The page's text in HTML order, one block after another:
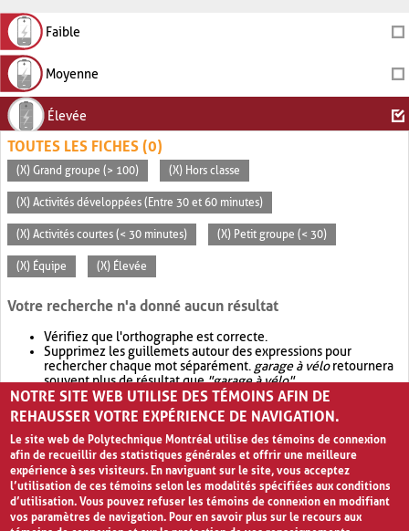
Faible
Moyenne
Élevée
TOUTES LES FICHES (0)
(X) Grand groupe (> 100) (X) Hors classe
(X) Activités développées (Entre 30 et 60 minutes)
(X) Activités courtes (< 30 minutes) (X) Petit groupe (< 30)
(X) Équipe (X) Élevée
Votre recherche n'a donné aucun résultat
Vérifiez que l'orthographe est correcte.
Supprimez les guillemets autour des expressions pour
rechercher chaque mot séparément. garage à véloretournera
souvent plus de résultat que"garage à vélo".
Envisagez d'élargir votre recherche avec OR.garage OR vélo
retournera souvent plus de résultat quegarage à vélo
NOTRE SITE WEB UTILISE DES TÉMOINS AFIN DE
REHAUSSER VOTRE EXPÉRIENCE DE NAVIGATION.
Le site web de Polytechnique Montréal utilise des témoins de connexion
afin de recueillir des statistiques générales et offrir une meilleure
expérience à ses visiteurs. En naviguant sur le site, vous acceptez
l’utilisation de ces témoins selon les modalités spécifiées aux conditions
d’utilisation. Vous pouvez refuser les témoins de connexion en modifiant
vos paramètres de navigation. Pour en savoir plus sur le recours aux